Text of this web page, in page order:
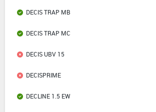
DECIS TRAP MB
DECIS TRAP MC
DECIS UBV 15
DECISPRIME
DECLINE 1.5 EW